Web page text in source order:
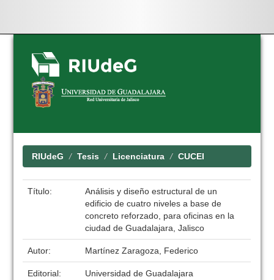
Skip
navigation
RIUdeG Tesis Licenciatura CUCEI
Título:
Análisis y diseño estructural de un
edificio de cuatro niveles a base de
concreto reforzado, para oficinas en la
ciudad de Guadalajara, Jalisco
Autor: Martínez Zaragoza, Federico
Editorial:
Universidad de Guadalajara